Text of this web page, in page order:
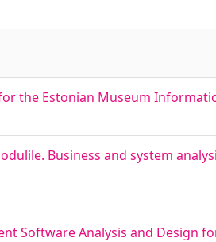
the Estonian Museum
Business and system
Software Analysis and Design